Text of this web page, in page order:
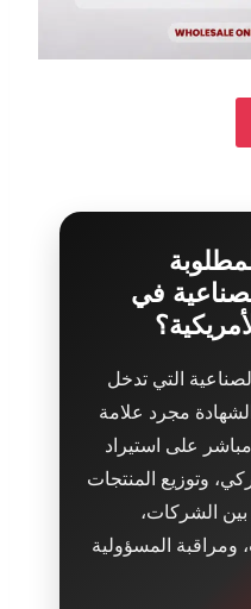
في
التي تدخل
الشهادة مجرد علامة
على استيراد
وتوزيع المنتجات
بين الشركات،
ومراقبة المسؤولية